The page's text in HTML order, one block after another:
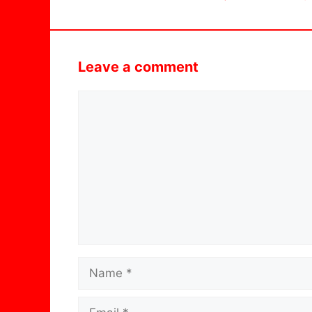
Leave a comment
Name
Email